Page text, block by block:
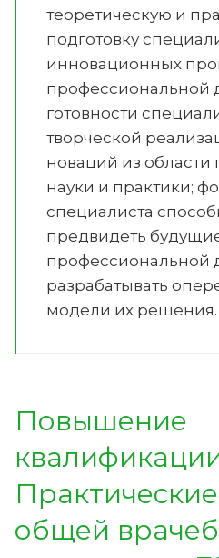
теоретическую и
подготовку
инновационных
профессиональной
готовности
творческой
новаций из области
науки и практики;
специалиста
предвидеть
профессиональной
разрабатывать
модели их решения.
Повышение
общей